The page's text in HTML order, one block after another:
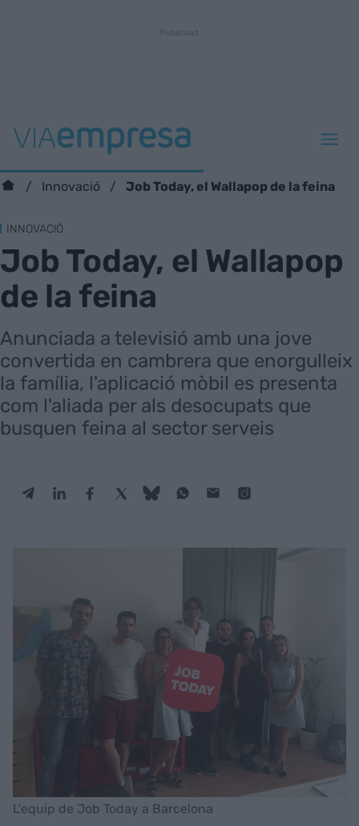
Innovació Job Today, el Wallapop de la feina
INNOVACIÓ
Job Today, el Wallapop
de la feina
Anunciada a televisió amb una jove
convertida en cambrera que enorgulleix
la família, l'aplicació mòbil es presenta
com l'aliada per als desocupats que
busquen feina al sector serveis
L'equip de Job Today a Barcelona